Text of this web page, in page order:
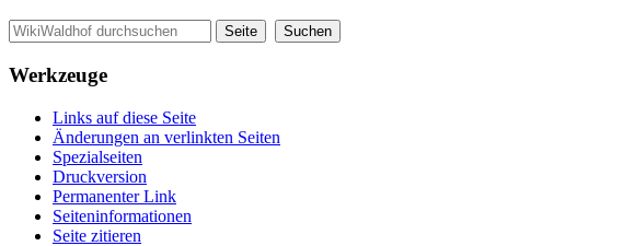
Werkzeuge
Links auf diese Seite
Änderungen an verlinkten Seiten
Spezialseiten
Druckversion
Permanenter Link
Seiten­informationen
Seite zitieren